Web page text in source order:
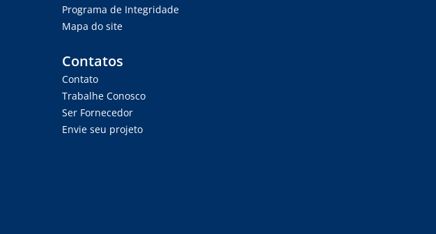
Programa de Integridade
Mapa do site
Contatos
Contato
Trabalhe Conosco
Ser Fornecedor
Envie seu projeto